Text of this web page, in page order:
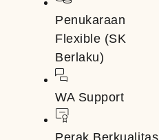
Penukaraan
Flexible (SK
Berlaku)
WA Support